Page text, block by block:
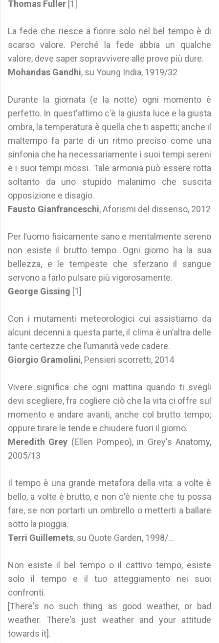
Thomas Fuller [1]
La fede che riesce a fiorire solo nel bel tempo è di
scarso valore. Perché la fede abbia un qualche
valore, deve saper sopravvivere alle prove più dure.
Mohandas Gandhi, su Young India, 1919/32
Durante la giornata (e la notte) ogni momento è
perfetto. In quest'attimo c'è la giusta luce e la giusta
ombra, la temperatura è quella che ti aspetti; anche il
maltempo fa parte di un ritmo preciso come una
sinfonia che ha necessariamente i suoi tempi sereni
e i suoi tempi mossi. Tale armonia può essere rotta
soltanto da uno stupido malanimo che suscita
opposizione e disagio.
Fausto Gianfranceschi, Aforismi del dissenso, 2012
Per l’uomo fisicamente sano e mentalmente sereno
non esiste il brutto tempo. Ogni giorno ha la sua
bellezza, e le tempeste che sferzano il sangue
servono a farlo pulsare più vigorosamente.
George Gissing [1]
Con i mutamenti meteorologici cui assistiamo da
alcuni decenni a questa parte, il clima è un’altra delle
tante certezze che l’umanità vede cadere.
Giorgio Gramolini, Pensieri scorretti, 2014
Vivere significa che ogni mattina quando ti svegli
devi scegliere, fra cogliere ciò che la vita ci offre sul
momento e andare avanti, anche col brutto tempo;
oppure tirare le tende e chiudere fuori il giorno.
Meredith Grey (Ellen Pompeo), in Grey's Anatomy,
2005/13
Il tempo è una grande metafora della vita: a volte è
bello, a volte è brutto, e non c'è niente che tu possa
fare, se non portarti un ombrello o metterti a ballare
sotto la pioggia.
Terri Guillemets, su Quote Garden, 1998/...
Non esiste il bel tempo o il cattivo tempo, esiste
solo il tempo e il tuo atteggiamento nei suoi
confronti.
[There's no such thing as good weather, or bad
weather. There's just weather and your attitude
towards it].